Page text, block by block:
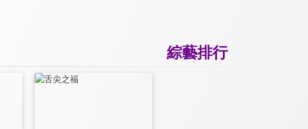
綜藝排行